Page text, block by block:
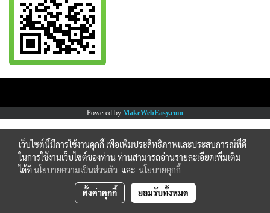
Powered by MakeWebEasy.com
เว็บไซต์นี้มีการใช้งานคุกกี้ เพื่อเพิ่มประสิทธิภาพและประสบการณ์ที่ดี
ในการใช้งานเว็บไซต์ของท่าน ท่านสามารถอ่านรายละเอียดเพิ่มเติม
ได้ที่นโยบายความเป็นส่วนตัว และ นโยบายคุกกี้
ตั้งค่าคุกกี้ ยอมรับทั้งหมด